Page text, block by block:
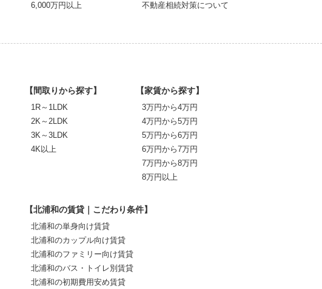
6,000万円以上
不動産相続対策について
【間取りから探す】
1R～1LDK
2K～2LDK
3K～3LDK
4K以上
【家賃から探す】
3万円から4万円
4万円から5万円
5万円から6万円
6万円から7万円
7万円から8万円
8万円以上
【北浦和の賃貸｜こだわり条件】
北浦和の単身向け賃貸
北浦和のカップル向け賃貸
北浦和のファミリー向け賃貸
北浦和のバス・トイレ別賃貸
北浦和の初期費用安め賃貸